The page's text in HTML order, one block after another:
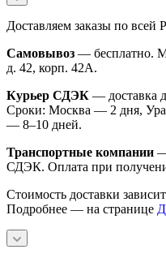
Доставляем заказы по всей
Самовывоз — бесплатно.
д. 42, корп. 42А.
Курьер СДЭК — доставка
Сроки: Москва — 2 дня,
— 8–10 дней.
Транспортные компании
СДЭК. Оплата при
Стоимость доставки
Подробнее — на странице